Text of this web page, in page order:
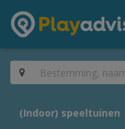
(Indoor) speeltuinen